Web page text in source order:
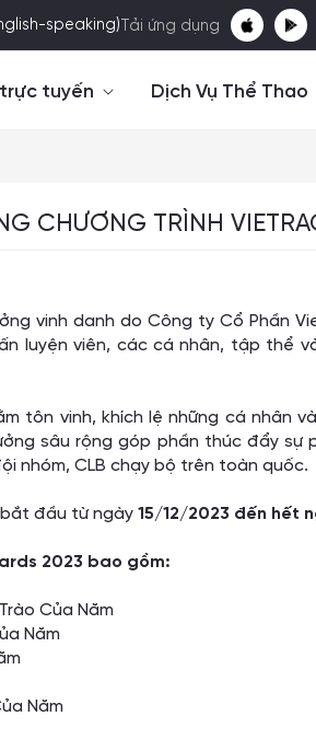
speaking) Tải ứng dụng
tuyến Dịch Vụ Thể Thao
CHƯƠNG TRÌNH
vinh danh do Công ty Cổ Phần
luyện viên, các cá nhân, tập thể
tôn vinh, khích lệ những cá nhân
sâu rộng góp phần thúc đẩy sự
nhóm, CLB chạy bộ trên toàn quốc.
bắt đầu từ ngày15/12/2023 đến hết
2023 bao gồm:
Của Năm
Năm
Năm